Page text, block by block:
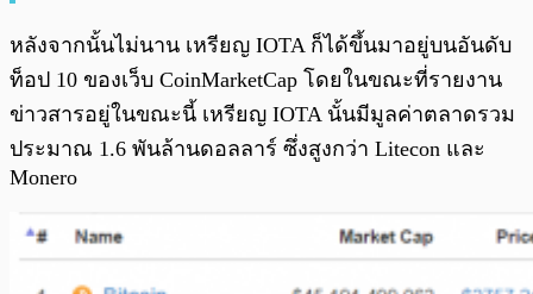
หลังจากนั้นไม่นาน เหรียญ IOTA ก็ได้ขึ้นมาอยู่บนอันดับ
ท็อป 10 ของเว็บ CoinMarketCap โดยในขณะที่รายงาน
ข่าวสารอยู่ในขณะนี้ เหรียญ IOTA นั้นมีมูลค่าตลาดรวม
ประมาณ 1.6 พันล้านดอลลาร์ ซึ่งสูงกว่า Litecon และ
Monero